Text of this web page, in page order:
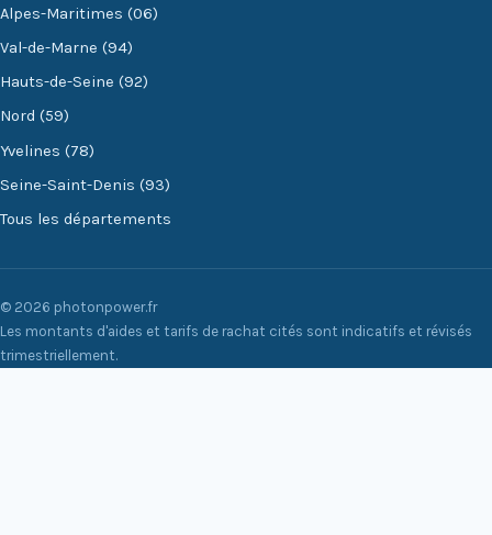
Alpes-Maritimes (06)
Val-de-Marne (94)
Hauts-de-Seine (92)
Nord (59)
Yvelines (78)
Seine-Saint-Denis (93)
Tous les départements
© 2026 photonpower.fr
Les montants d'aides et tarifs de rachat cités sont indicatifs et révisés
trimestriellement.